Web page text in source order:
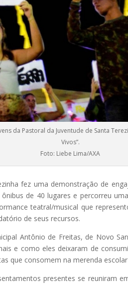
da Pastoral da Juventude de Santa
Vivos”.
Foto: Liebe Lima/AXA
fez uma demonstração de
de 40 lugares e percorreu
teatral/musical que
de seus recursos.
Antônio de Freitas, de Novo
e como eles deixaram de
que consomem na merenda
presentes se reuniram